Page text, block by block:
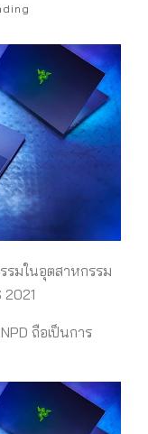
รมในอุตสาหกรรม
2021
ถือเป็นการ